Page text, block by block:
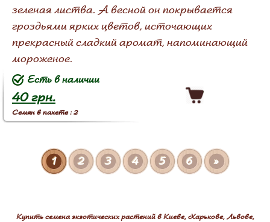
зеленая листва. А весной он покрывается
гроздьями ярких цветов, источающих
прекрасный сладкий аромат, напоминающий
мороженое.
40 грн.
Есть в наличии
Семян в пакете : 2
1 2 3 4 5 6 »
Купить семена экзотических растений в Киеве, Харькове, Львове,